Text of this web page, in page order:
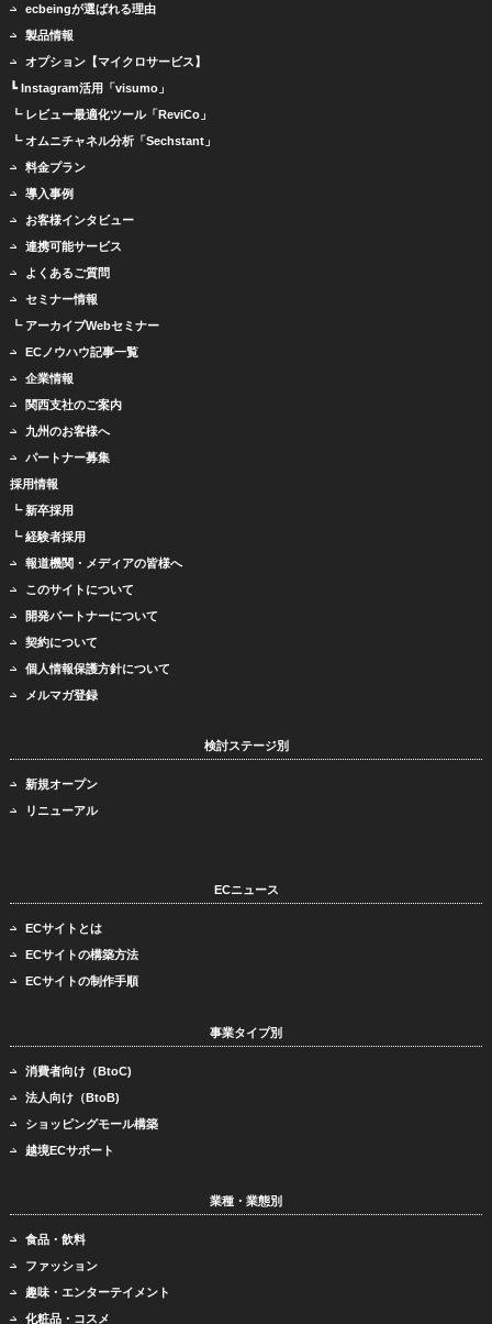
ecbeingが選ばれる理由
製品情報
オプション【マイクロサービス】
┗ Instagram活用「visumo」
┗ レビュー最適化ツール「ReviCo」
┗ オムニチャネル分析「Sechstant」
料金プラン
導入事例
お客様インタビュー
連携可能サービス
よくあるご質問
セミナー情報
┗ アーカイブWebセミナー
ECノウハウ記事一覧
企業情報
関西支社のご案内
九州のお客様へ
パートナー募集
採用情報
┗ 新卒採用
┗ 経験者採用
報道機関・メディアの皆様へ
このサイトについて
開発パートナーについて
契約について
個人情報保護方針について
メルマガ登録
検討ステージ別
新規オープン
リニューアル
ECニュース
ECサイトとは
ECサイトの構築方法
ECサイトの制作手順
事業タイプ別
消費者向け（BtoC)
法人向け（BtoB)
ショッピングモール構築
越境ECサポート
業種・業態別
食品・飲料
ファッション
趣味・エンターテイメント
化粧品・コスメ